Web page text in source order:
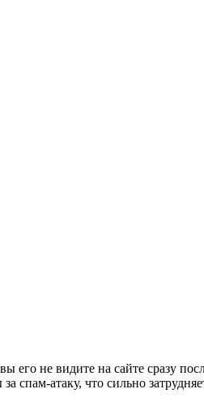
его не видите на сайте сразу
спам-атаку, что сильно